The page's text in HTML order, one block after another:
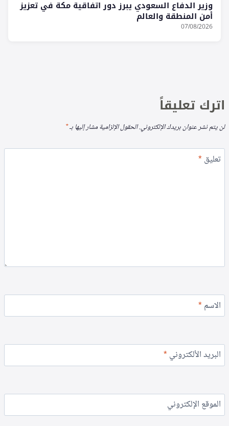
وزير الدفاع السعودي يبرز دور اتفاقية مكة في تعزيز
أمن المنطقة والعالم
07/08/2026
اترك تعليقاً
لن يتم نشر عنوان بريدك الإلكتروني.الحقول الإلزامية مشار إليها بـ*
تعليق*
الاسم*
البريد الألكتروني*
الموقع الإلكتروني